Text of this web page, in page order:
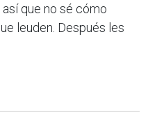
que no sé cómo
leuden. Después les